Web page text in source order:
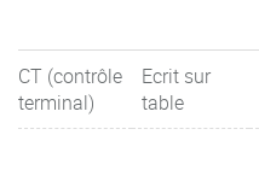
CT (contrôle
terminal)
Ecrit sur
table